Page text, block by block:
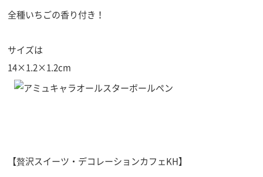
全種いちごの香り付き！
サイズは
14×1.2×1.2cm
【贅沢スイーツ・デコレーションカフェKH】